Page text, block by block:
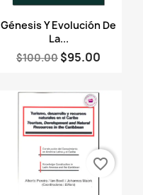
Vista rápida
Génesis Y Evolución De
La...
$100.00 $95.00
favorite_border